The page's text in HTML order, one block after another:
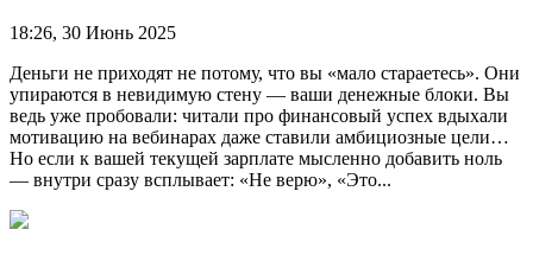
18:26, 30 Июнь 2025
Деньги не приходят не потому, что вы «мало стараетесь». Они
упираются в невидимую стену — ваши денежные блоки. Вы
ведь уже пробовали: читали про финансовый успех вдыхали
мотивацию на вебинарах даже ставили амбициозные цели…
Но если к вашей текущей зарплате мысленно добавить ноль
— внутри сразу всплывает: «Не верю», «Это...